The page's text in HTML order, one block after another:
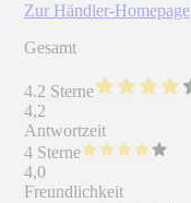
Zur Händler-Homepage
Gesamt
4.2 Sterne
4,2
Antwortzeit
4 Sterne
4,0
Freundlichkeit